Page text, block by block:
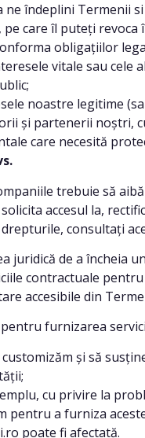
îndeplini Termenii
care îl puteți revoca
obligațiilor
vitale sau cele
noastre legitime
și partenerii noștri,
care necesită
trebuie să aibă
accesul la,
drepturile, consultați
de a încheia
contractuale
accesibile din
furnizarea
și să
cu privire la
a furniza
poate fi afectată.